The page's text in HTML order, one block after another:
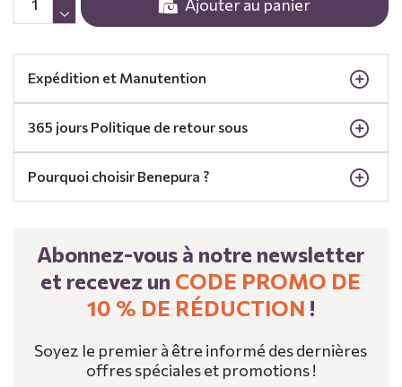
Ajouter au panier
Expédition et Manutention
365 jours Politique de retour sous
Pourquoi choisir Benepura ?
Abonnez-vous à notre newsletter
et recevez un CODE PROMO DE
10 % DE RÉDUCTION !
Soyez le premier à être informé des dernières
offres spéciales et promotions !